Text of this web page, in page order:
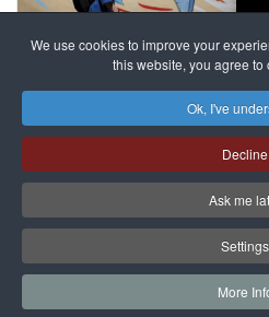
We use cookies to improve your
this website, you agree to
Ok, I've
Decline
Ask me
Settings
More